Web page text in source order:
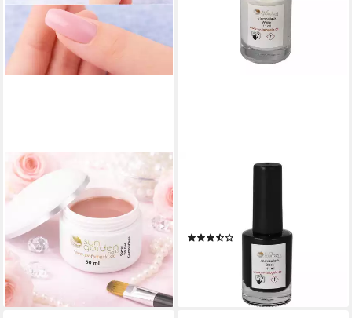
SUN GARDEN NAILS
UV-Gel 50 ml UV Aufbaugel -
Cover Camouflage Make Up
15,46 €
UVP19,32 €
(30,92 €/ 100 ml)
-20%
lieferbar - in 2-3 Werktagen bei dir
SUN GARDEN NAILS
Nail Art Stamping Lack +
(3)
9,99 €
lieferbar - in 2-3 Werktagen bei dir